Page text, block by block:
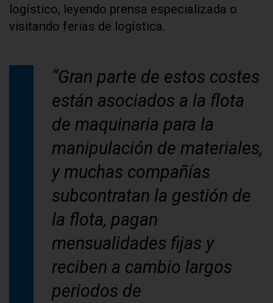
logístico, leyendo prensa especializada o
visitando ferias de logística.
“Gran parte de estos costes
están asociados a la flota
de maquinaria para la
manipulación de materiales,
y muchas compañías
subcontratan la gestión de
la flota, pagan
mensualidades fijas y
reciben a cambio largos
periodos de